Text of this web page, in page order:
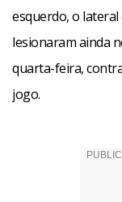
esquerdo, o
lesionaram ainda
quarta-feira,
jogo.